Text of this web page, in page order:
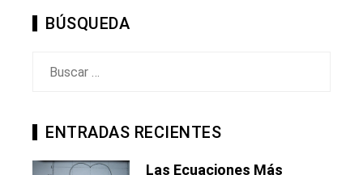
BÚSQUEDA
ENTRADAS RECIENTES
Las Ecuaciones Más